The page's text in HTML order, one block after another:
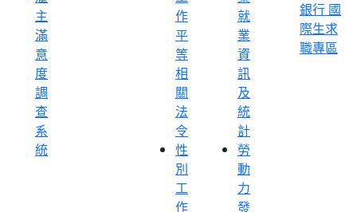
主
滿
意
度
調
查
系
統
作
平
等
相
關
法
令
性
別
工
作
就
業
資
訊
及
統
計
勞
動
力
發
銀行 國
際生求
職專區